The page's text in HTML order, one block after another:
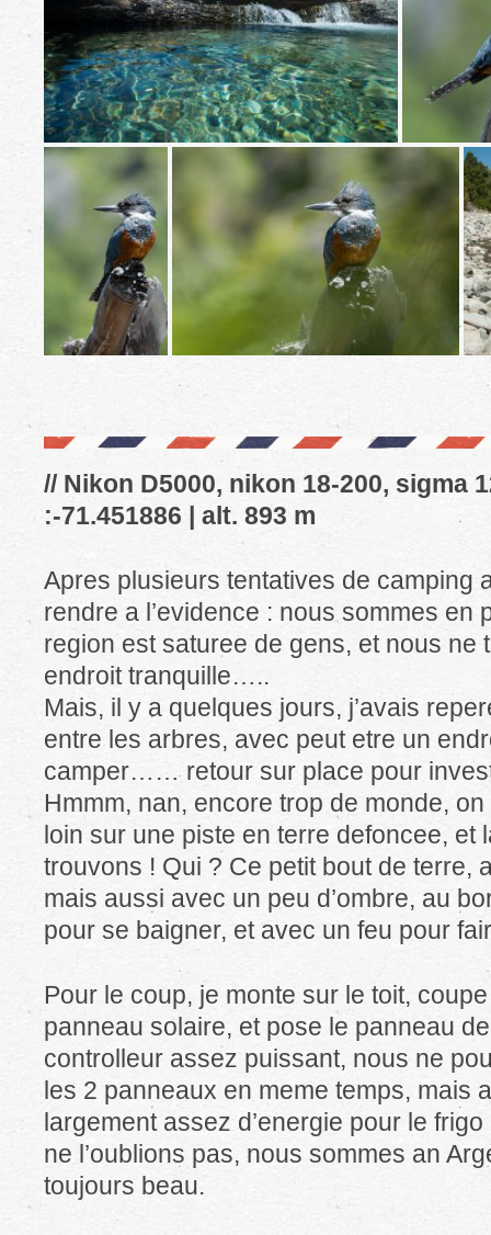
// Nikon D5000, nikon 18-200, sigma
:-71.451886 | alt. 893 m
Apres plusieurs tentatives de camping
rendre a l’evidence : nous sommes en
region est saturee de gens, et nous ne
endroit tranquille…..
Mais, il y a quelques jours, j’avais
entre les arbres, avec peut etre un
camper…… retour sur place pour
Hmmm, nan, encore trop de monde,
loin sur une piste en terre defoncee, et
trouvons ! Qui ? Ce petit bout de terre,
mais aussi avec un peu d’ombre, au
pour se baigner, et avec un feu pour
Pour le coup, je monte sur le toit,
panneau solaire, et pose le panneau
controlleur assez puissant, nous ne
les 2 panneaux en meme temps, mais
largement assez d’energie pour le frigo
ne l’oublions pas, nous sommes an
toujours beau.